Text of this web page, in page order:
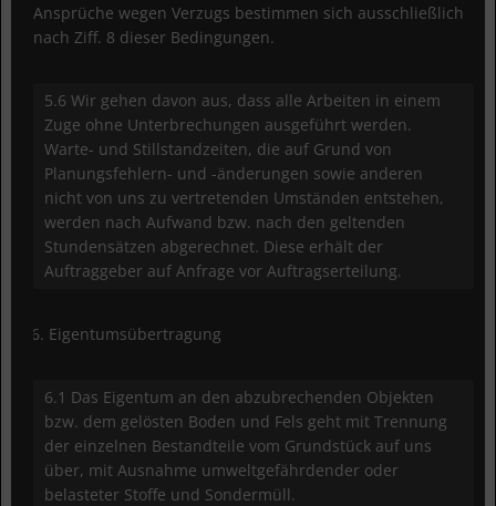
Ansprüche wegen Verzugs bestimmen sich ausschließlich
nach Ziff. 8 dieser Bedingungen.
5.6 Wir gehen davon aus, dass alle Arbeiten in einem
Zuge ohne Unterbrechungen ausgeführt werden.
Warte- und Stillstandzeiten, die auf Grund von
Planungsfehlern- und -änderungen sowie anderen
nicht von uns zu vertretenden Umständen entstehen,
werden nach Aufwand bzw. nach den geltenden
Stundensätzen abgerechnet. Diese erhält der
Auftraggeber auf Anfrage vor Auftragserteilung.
Eigentumsübertragung
6.1 Das Eigentum an den abzubrechenden Objekten
bzw. dem gelösten Boden und Fels geht mit Trennung
der einzelnen Bestandteile vom Grundstück auf uns
über, mit Ausnahme umweltgefährdender oder
belasteter Stoffe und Sondermüll.